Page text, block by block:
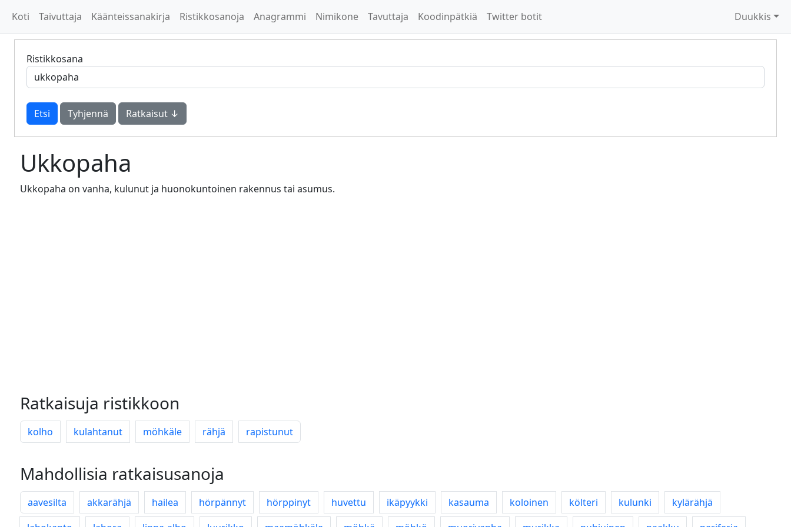
Koti Taivuttaja Käänteissanakirja Ristikkosanoja Anagrammi Nimikone Tavuttaja Koodinpätkiä Twitter botit Duukkis
Ristikkosana
Tyhjennä Ratkaisut ↓
Ukkopaha
Ukkopaha on vanha, kulunut ja huonokuntoinen rakennus tai asumus.
Ratkaisuja ristikkoon
kolho kulahtanut möhkäle rähjä rapistunut
Mahdollisia ratkaisusanoja
aavesilta akkarähjä hailea hörpännyt hörppinyt huvettu ikäpyykki kasauma koloinen költeri kulunki
kylärähjä